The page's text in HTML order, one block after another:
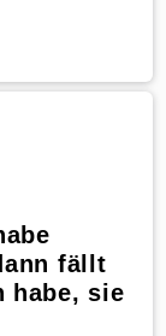
fällt
habe, sie